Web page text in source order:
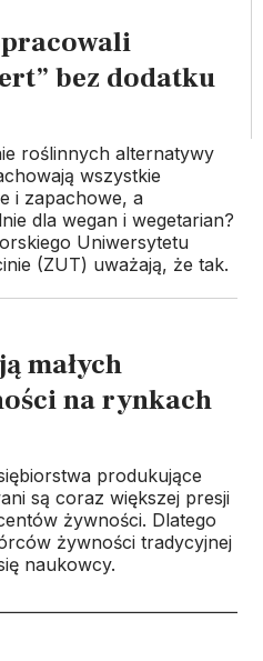
bez dodatku
roślinnych alternatywy
wszystkie
i zapachowe, a
dla wegan i wegetarian?
Uniwersytetu
(ZUT) uważają, że tak.
małych
na rynkach
produkujące
są coraz większej presji
żywności. Dlatego
żywności tradycyjnej
naukowcy.